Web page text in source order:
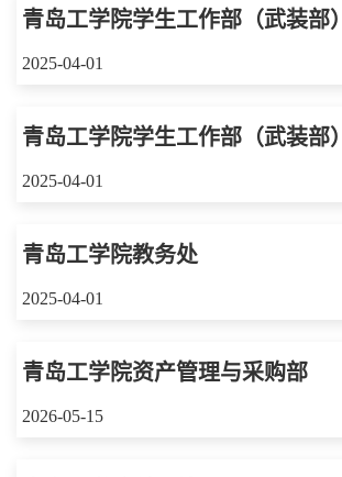
青岛工学院学生工作部（武装部）
2025-04-01
青岛工学院学生工作部（武装部）
2025-04-01
青岛工学院教务处
2025-04-01
青岛工学院资产管理与采购部
2026-05-15